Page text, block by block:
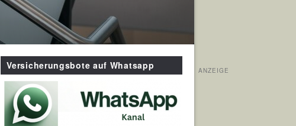
Versicherungsbote auf Whatsapp ANZEIGE